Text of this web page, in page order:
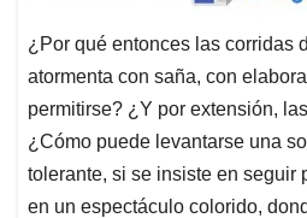
¿Por qué entonces las corridas
atormenta con saña, con
permitirse? ¿Y por extensión,
¿Cómo puede levantarse una
tolerante, si se insiste en seguir
en un espectáculo colorido,